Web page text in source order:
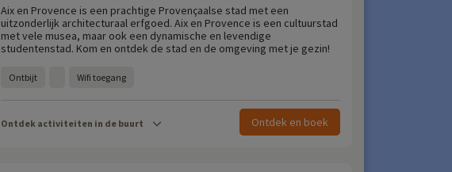
Aix en Provence is een prachtige Provençaalse stad met een
uitzonderlijk architecturaal erfgoed. Aix en Provence is een cultuurstad
met vele musea, maar ook een dynamische en levendige
studentenstad. Kom en ontdek de stad en de omgeving met je gezin!
Ontbijt Wifi toegang
Ontdek activiteiten in de buurt Ontdek en boek